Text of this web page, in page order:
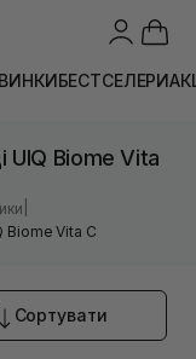
БЕСТСЕЛЕРИ
UIQ Biome Vita
Biome Vita C
Сортувати